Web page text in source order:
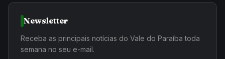
Newsletter
Receba as principais notícias do Vale do Paraíba toda
semana no seu e-mail.